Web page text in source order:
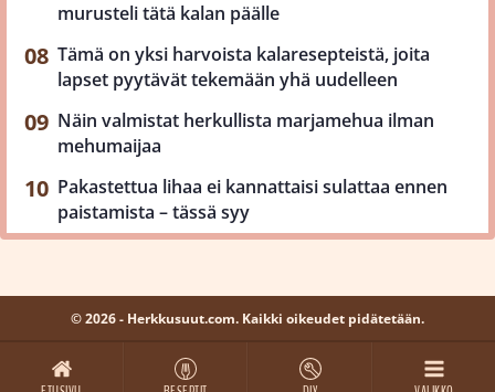
murusteli tätä kalan päälle
Tämä on yksi harvoista kalaresepteistä, joita
lapset pyytävät tekemään yhä uudelleen
Näin valmistat herkullista marjamehua ilman
mehumaijaa
Pakastettua lihaa ei kannattaisi sulattaa ennen
paistamista – tässä syy
© 2026 - Herkkusuut.com. Kaikki oikeudet pidätetään.